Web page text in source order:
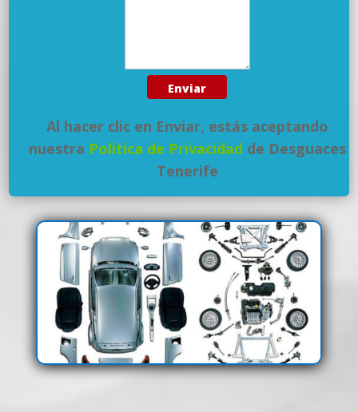
Al hacer clic en Enviar, estás aceptando
nuestra Política de Privacidad de Desguaces
Tenerife